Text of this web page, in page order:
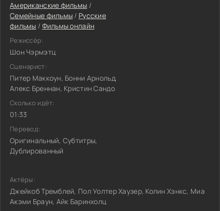
Американские фильмы /
Семейные фильмы / Русские
фильмы / Фильмы онлайн
Режиссёр:
Шон Чэрмэтц
Сценарист:
Питер Маккоун, Бонни Арнольд,
Алекс Бреннан, Кристин Сандо
Сколько идёт:
01:33
Перевод:
Оригинальный, Субтитры,
Дублированный
Актёры:
Джейкоб Тремблей, Пол Уолтер Хаузер, Колин Хэнкс, Миа
Акэми Браун, Айк Баринхолц